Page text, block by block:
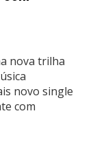
nova trilha
novo single
com